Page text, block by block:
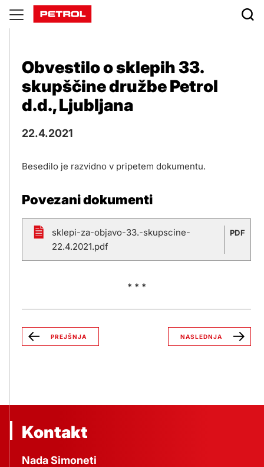
Objave
Obvestilo o sklepih 33.
skupščine družbe Petrol
d.d., Ljubljana
22.4.2021
Besedilo je razvidno v pripetem dokumentu.
Povezani dokumenti
sklepi-za-objavo-33.-skupscine-
22.4.2021.pdf
PDF
* * *
PREJŠNJA NASLEDNJA
Kontakt
Nada Simoneti